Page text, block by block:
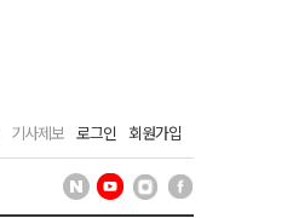
기사제보 로그인 회원가입